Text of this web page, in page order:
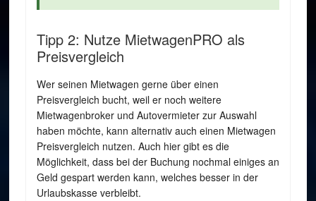
Tipp 2: Nutze MietwagenPRO als
Preisvergleich
Wer seinen Mietwagen gerne über einen
Preisvergleich bucht, weil er noch weitere
Mietwagenbroker und Autovermieter zur Auswahl
haben möchte, kann alternativ auch einen Mietwagen
Preisvergleich nutzen. Auch hier gibt es die
Möglichkeit, dass bei der Buchung nochmal einiges an
Geld gespart werden kann, welches besser in der
Urlaubskasse verbleibt.